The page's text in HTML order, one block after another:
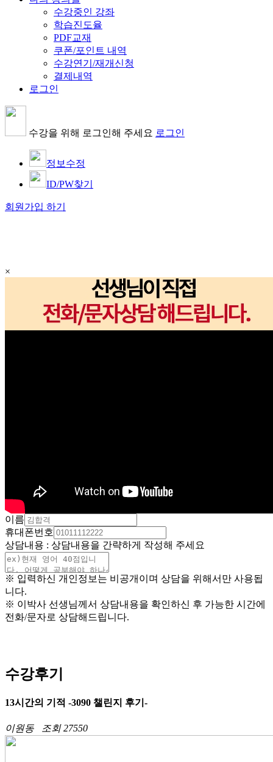
수강중인 강좌
학습진도율
PDF교재
쿠폰/포인트 내역
수강연기/재개신청
결제내역
로그인
수강을 위해 로그인해 주세요 로그인
정보수정
ID/PW찾기
회원가입 하기
×
이름
휴대폰번호
상담내용 : 상담내용을 간략하게 작성해 주세요
※ 입력하신 개인정보는 비공개이며 상담을 위해서만 사용됩
니다.
※ 이박사 선생님께서 상담내용을 확인하신 후 가능한 시간에
전화/문자로 상담해드립니다.
수강후기
13시간의 기적 -3090 챌린지 후기-
이원동 조회 27550